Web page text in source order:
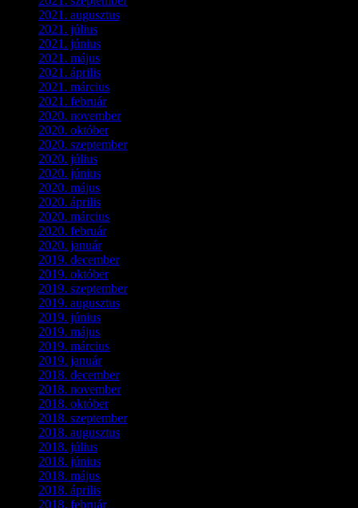
2021. augusztus
2021. július
2021. június
2021. május
2021. április
2021. március
2021. február(4)
2020. november(4)
2020. október(4)
2020. szeptember(1)
2020. július
2020. június
2020. május
2020. április
2020. március
2020. február(6)
2020. január(1)
2019. december(4)
2019. október(3)
2019. szeptember(2)
2019. augusztus
2019. június
2019. május
2019. március
2019. január(1)
2018. december(3)
2018. november(1)
2018. október(1)
2018. szeptember(1)
2018. augusztus
2018. július
2018. június
2018. május
2018. április
2018. február(2)